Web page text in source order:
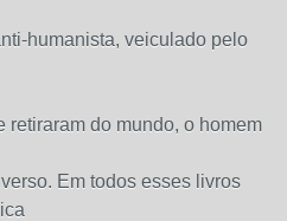
humanista, veiculado pelo
retiraram do mundo, o homem
Em todos esses livros